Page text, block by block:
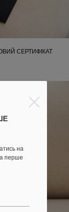
на
перше
СЕРТИФІКАТ